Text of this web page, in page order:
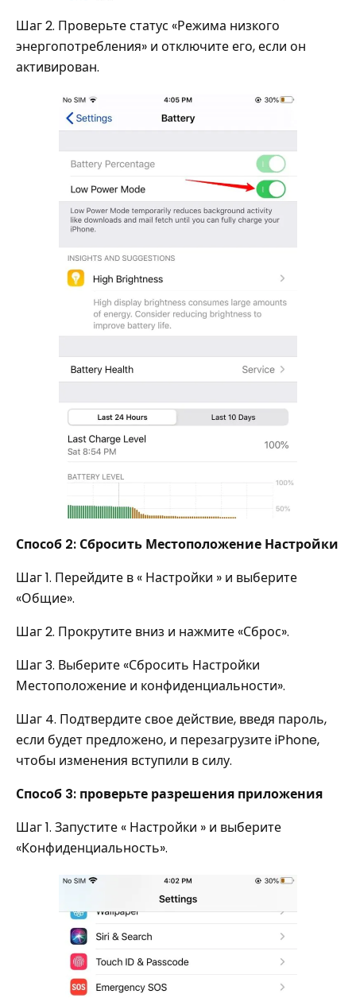
Шаг 2. Проверьте статус «Режима низкого
энергопотребления» и отключите его, если он
активирован.
Способ 2: Сбросить Местоположение Настройки
Шаг 1. Перейдите в « Настройки » и выберите
«Общие».
Шаг 2. Прокрутите вниз и нажмите «Сброс».
Шаг 3. Выберите «Сбросить Настройки
Местоположение и конфиденциальности».
Шаг 4. Подтвердите свое действие, введя пароль,
если будет предложено, и перезагрузите iPhone,
чтобы изменения вступили в силу.
Способ 3: проверьте разрешения приложения
Шаг 1. Запустите « Настройки » и выберите
«Конфиденциальность».